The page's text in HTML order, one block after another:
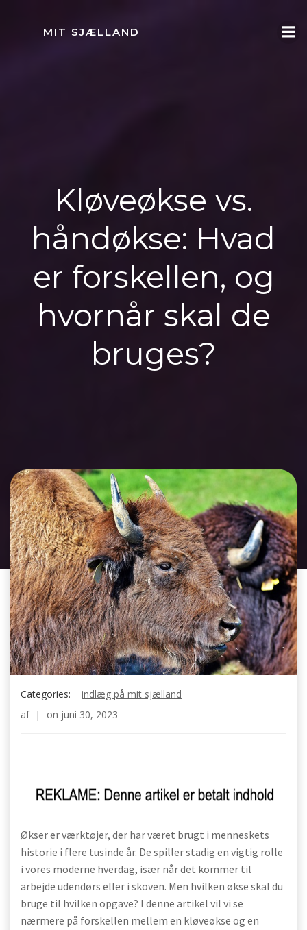
MIT SJÆLLAND
Kløveøkse vs.
håndøkse: Hvad
er forskellen, og
hvornår skal de
bruges?
Categories:
indlæg på mit sjælland
af | on juni 30, 2023
Økser er værktøjer, der har været brugt i menneskets
historie i flere tusinde år. De spiller stadig en vigtig rolle
i vores moderne hverdag, især når det kommer til
arbejde udendørs eller i skoven. Men hvilken økse skal du
bruge til hvilken opgave? I denne artikel vil vi se
nærmere på forskellen mellem en kløveøkse og en